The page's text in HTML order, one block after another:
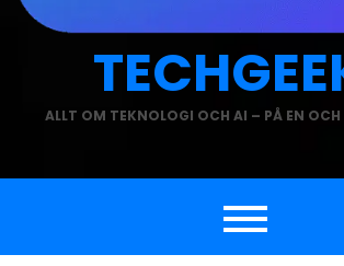
ALLT OM TEKNOLOGI OCH AI – PÅ EN